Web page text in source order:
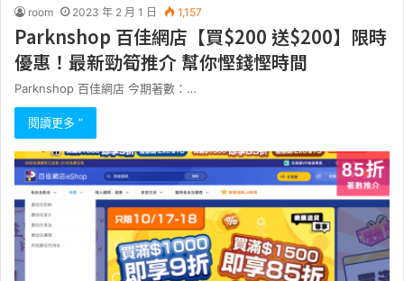
room 2023 年 2 月 1 日 1,157
Parknshop 百佳網店【買$200 送$200】限時
優惠！最新勁筍推介 幫你慳錢慳時間
Parknshop 百佳網店 今期著數：…
閱讀更多 ”